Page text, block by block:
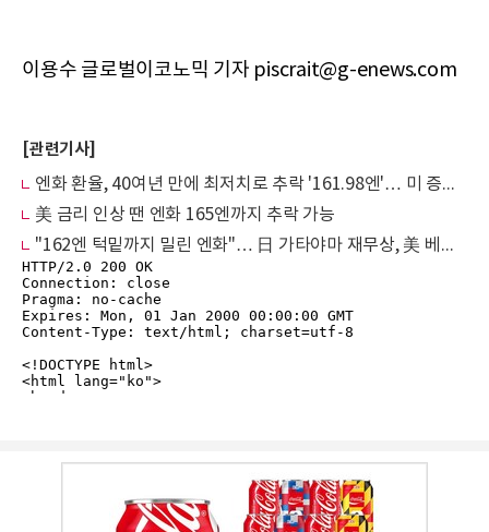
이용수 글로벌이코노믹 기자 piscrait@g-enews.com
[관련기사]
엔화 환율, 40여년 만에 최저치로 추락 '161.98엔'… 미 증시는 'AI·반도체' 앞세워 반등
美 금리 인상 땐 엔화 165엔까지 추락 가능
"162엔 턱밑까지 밀린 엔화"… 日 가타야마 재무상, 美 베선트와 심야 긴급 회담